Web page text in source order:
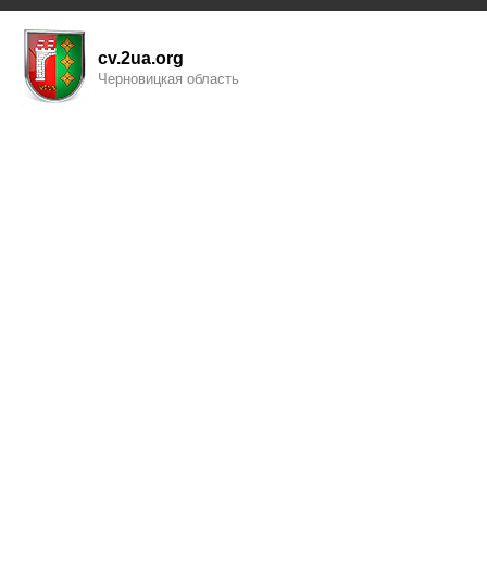
cv.2ua.org
Черновицкая область